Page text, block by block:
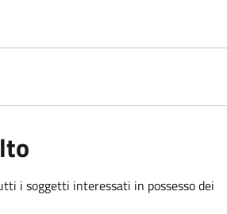
i soggetti interessati in possesso dei